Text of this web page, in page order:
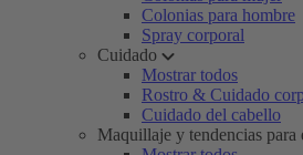
Colonias para hombre
Spray corporal
Cuidado
Mostrar todos
Rostro & Cuidado
Cuidado del cabello
Maquillaje y tendencias para